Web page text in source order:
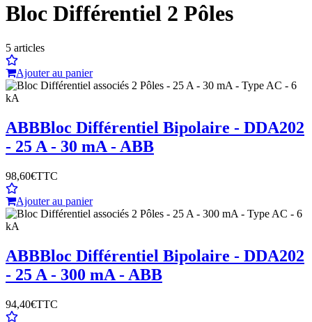
Bloc Différentiel 2 Pôles
5 articles
Ajouter au panier
ABBBloc Différentiel Bipolaire - DDA202
- 25 A - 30 mA - ABB
98,60€TTC
Ajouter au panier
ABBBloc Différentiel Bipolaire - DDA202
- 25 A - 300 mA - ABB
94,40€TTC